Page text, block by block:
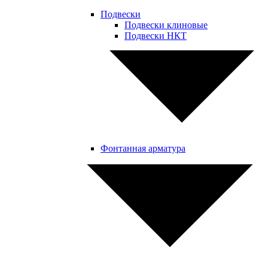
Подвески
Подвески клиновые
Подвески НКТ
Фонтанная арматура